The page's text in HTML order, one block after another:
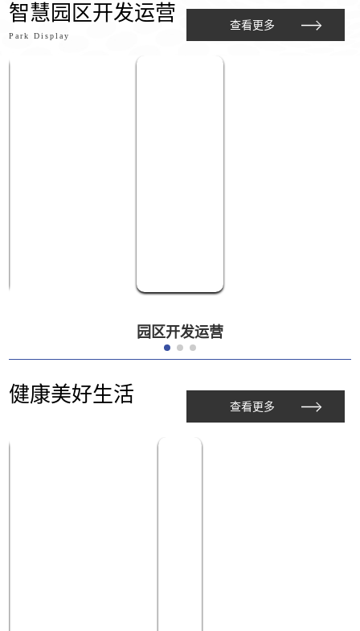
智慧园区开发运营
Park Display
查看更多
园区开发运营
健康美好生活 查看更多